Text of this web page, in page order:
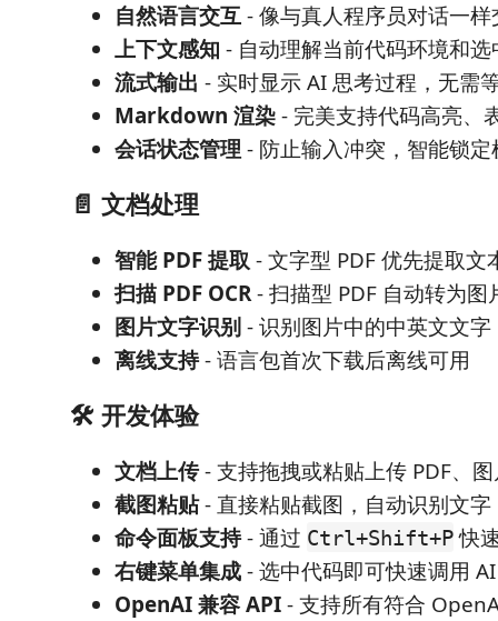
自然语言交互- 像与真人程序员对话一样
上下文感知 - 自动理解当前代码环境和选
流式输出 - 实时显示 AI 思考过程，无需
Markdown 渲染- 完美支持代码高亮、
会话状态管理 - 防止输入冲突，智能锁定
📄 文档处理
智能 PDF 提取 - 文字型 PDF 优先提取文
扫描 PDF OCR- 扫描型 PDF 自动转为图
图片文字识别- 识别图片中的中英文文字
离线支持- 语言包首次下载后离线可用
🛠️ 开发体验
文档上传- 支持拖拽或粘贴上传 PDF、
截图粘贴- 直接粘贴截图，自动识别文字
命令面板支持- 通过 Ctrl+Shift+P快
右键菜单集成- 选中代码即可快速调用
OpenAI 兼容 API- 支持所有符合